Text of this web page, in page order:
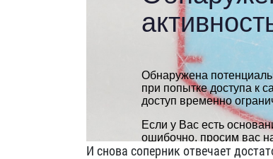
И снова соперник отвечает